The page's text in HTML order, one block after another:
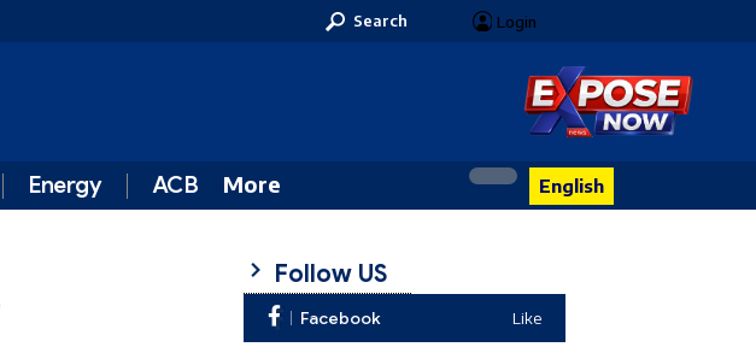
Search Login
Energy ACB More English
Follow US
Facebook Like